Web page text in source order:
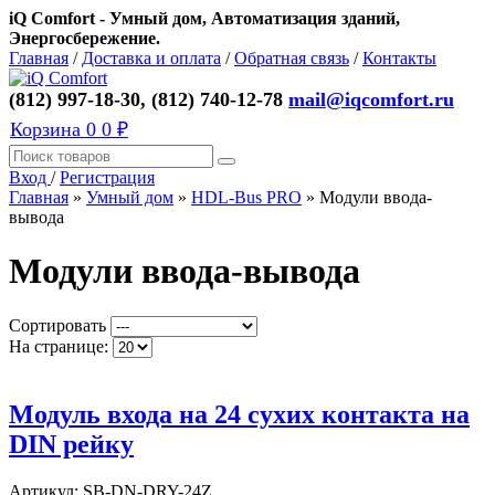
iQ Comfort - Умный дом, Автоматизация зданий,
Энергосбережение.
Главная / Доставка и оплата /Обратная связь /Контакты
(812) 997-18-30, (812) 740-12-78 mail@iqcomfort.ru
Корзина 0 0 ₽
Вход /Регистрация
Главная » Умный дом » HDL-Bus PRO » Модули ввода-
вывода
Модули ввода-вывода
Сортировать
На странице:
Модуль входа на 24 сухих контакта на
DIN рейку
Артикул: SB-DN-DRY-24Z